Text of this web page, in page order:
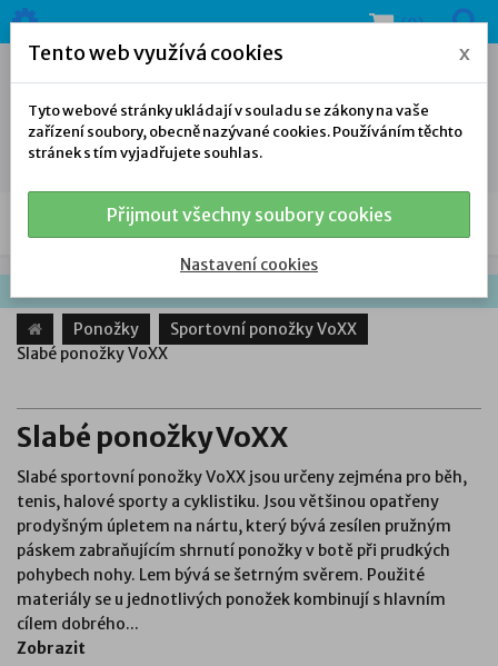
(0)
NAŠE NABÍDKA
Ponožky
Sportovní ponožky VoXX
Slabé ponožky VoXX
Slabé ponožky VoXX
Slabé sportovní ponožky VoXX jsou určeny zejména pro běh,
tenis, halové sporty a cyklistiku. Jsou většinou opatřeny
prodyšným úpletem na nártu, který bývá zesílen pružným
páskem zabraňujícím shrnutí ponožky v botě při prudkých
pohybech nohy. Lem bývá se šetrným svěrem. Použité
materiály se u jednotlivých ponožek kombinují s hlavním
cílem dobrého...
Zobrazit
Tento web využívá cookies x
Tyto webové stránky ukládají v souladu se zákony na vaše
zařízení soubory, obecně nazývané cookies. Používáním těchto
stránek s tím vyjadřujete souhlas.
Přijmout všechny soubory cookies
Nastavení cookies